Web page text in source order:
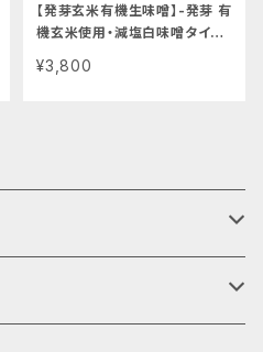
【発芽玄米有機生味噌】-発芽 有
機玄米使用・減塩白味噌タイプ-
噌 発酵食品 有機 調味料
¥3,800